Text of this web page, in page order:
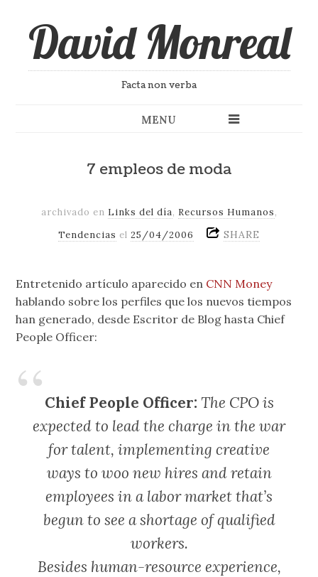
David Monreal
Facta non verba
MENU
7 empleos de moda
archivado en Links del día, Recursos Humanos,
Tendencias el 25/04/2006 SHARE
Entretenido artículo aparecido en CNN Money
hablando sobre los perfiles que los nuevos tiempos
han generado, desde Escritor de Blog hasta Chief
People Officer:
Chief People Officer: The CPO is
expected to lead the charge in the war
for talent, implementing creative
ways to woo new hires and retain
employees in a labor market that’s
begun to see a shortage of qualified
workers.
Besides human-resource experience,